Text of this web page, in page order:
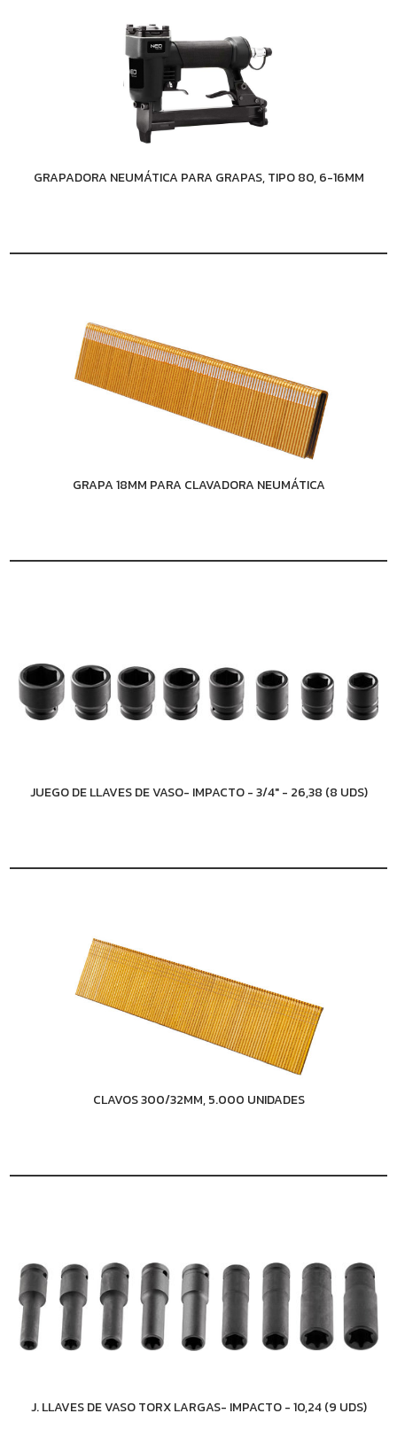
GRAPADORA NEUMÁTICA PARA GRAPAS, TIPO 80, 6-16MM
GRAPA 18MM PARA CLAVADORA NEUMÁTICA
JUEGO DE LLAVES DE VASO- IMPACTO - 3/4" - 26,38 (8 UDS)
CLAVOS 300/32MM, 5.000 UNIDADES
J. LLAVES DE VASO TORX LARGAS- IMPACTO - 10,24 (9 UDS)